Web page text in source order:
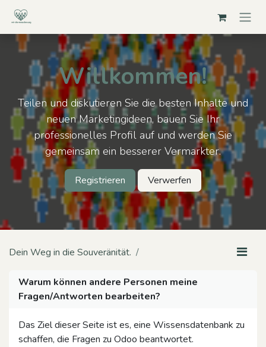
Zum Inhalt springen
Willkommen!
Teilen und diskutieren Sie die besten Inhalte und
neuen Marketingideen, bauen Sie Ihr
professionelles Profil auf und werden Sie
gemeinsam ein besserer Vermarkter.
Registrieren Verwerfen
Dein Weg in die Souveränität.
Warum können andere Personen meine
Fragen/Antworten bearbeiten?
Das Ziel dieser Seite ist es, eine Wissensdatenbank zu
schaffen, die Fragen zu Odoo beantwortet.